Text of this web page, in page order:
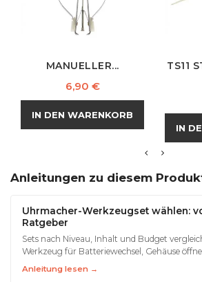
MANUELLER...
Preis
6,90 €
IN DEN WARENKORB
TS11
IN
Anleitungen zu diesem
Uhrmacher-Werkzeugset wählen:
Ratgeber
Sets nach Niveau, Inhalt und Budget
Werkzeug für Batteriewechsel, Gehäuse
Anleitung lesen →